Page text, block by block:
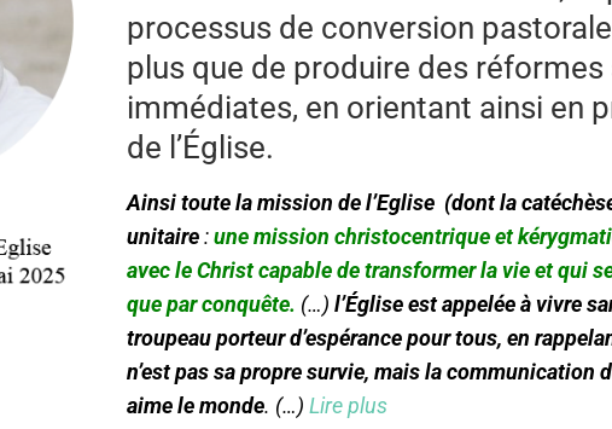
processus de conversion
plus que de produire des
immédiates, en orientant ainsi en
de l’Église.
Ainsi toute la mission de l’Eglise (dont la
unitaire:une mission christocentrique et
avec le Christ capable de transformer la vie et qui
que par conquête. (…) l’Église est appelée à vivre
troupeau porteur d’espérance pour tous, en
n’est pas sa propre survie, mais la communication
aime le monde. (…) Lire plus